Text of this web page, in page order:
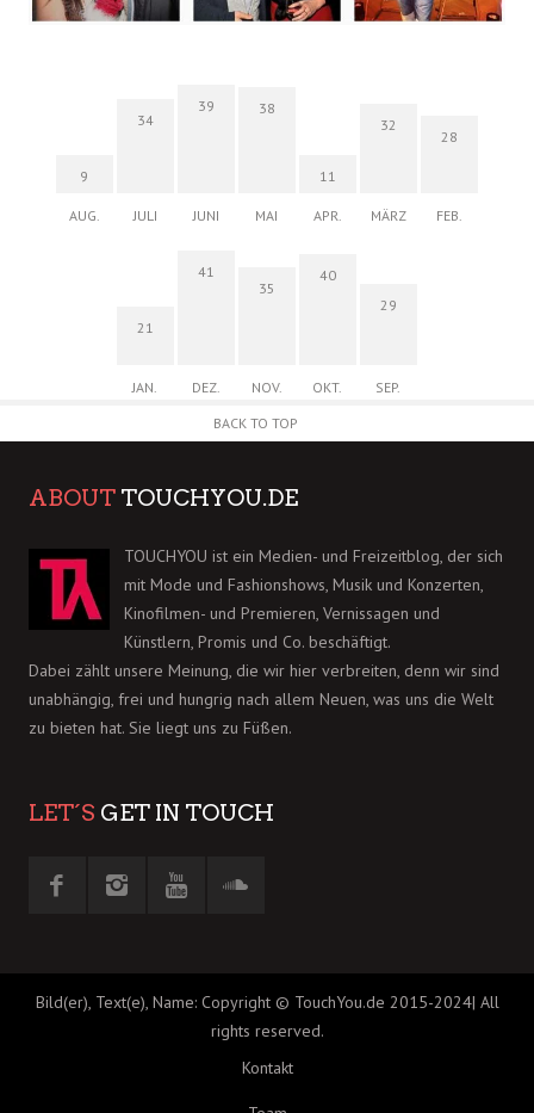
9
AUG.
34
JULI
39
JUNI
38
MAI
11
APR.
32
MÄRZ
28
FEB.
21
JAN.
41
DEZ.
35
NOV.
40
OKT.
29
SEP.
BACK TO TOP
ABOUT TOUCHYOU.DE
TOUCHYOU ist ein Medien- und Freizeitblog, der sich
mit Mode und Fashionshows, Musik und Konzerten,
Kinofilmen- und Premieren, Vernissagen und
Künstlern, Promis und Co. beschäftigt.
Dabei zählt unsere Meinung, die wir hier verbreiten, denn wir sind
unabhängig, frei und hungrig nach allem Neuen, was uns die Welt
zu bieten hat. Sie liegt uns zu Füßen.
LET´S GET IN TOUCH
Bild(er), Text(e), Name: Copyright © TouchYou.de 2015-2024| All
rights reserved.
Kontakt